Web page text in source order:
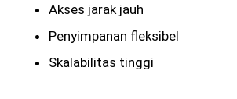
Akses jarak jauh
Penyimpanan fleksibel
Skalabilitas tinggi